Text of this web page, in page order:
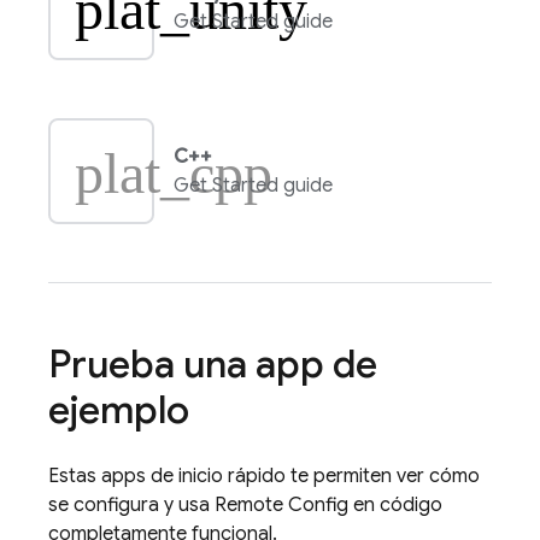
Get Started guide
plat_cpp
C++
Get Started guide
Prueba una app de
ejemplo
Estas apps de inicio rápido te permiten ver cómo
se configura y usa Remote Config en código
completamente funcional.